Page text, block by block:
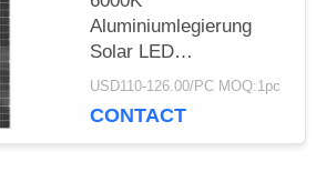
Aluminiumlegierung
Solar LED
Straßenleuchte mit
USD110-126.00/PC MOQ:1pc
CONTACT